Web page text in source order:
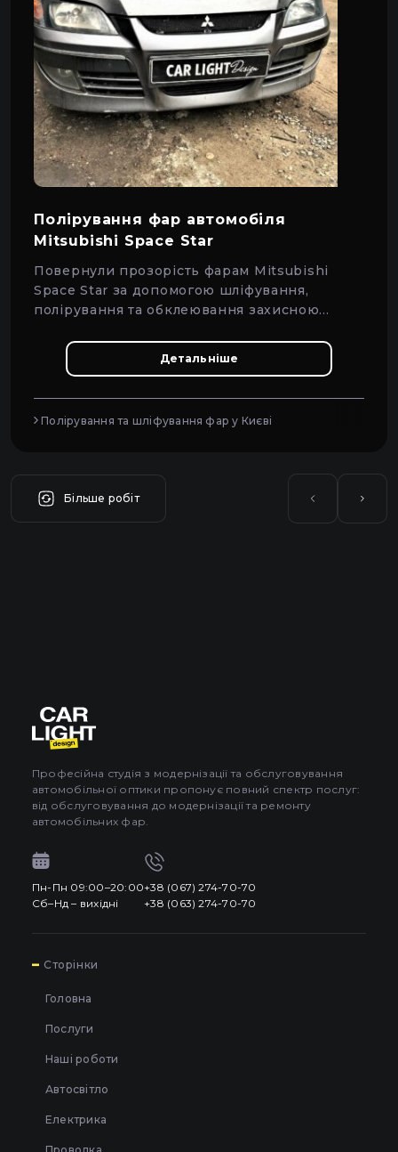
Полірування фар автомобіля
Mitsubishi Space Star
Повернули прозорість фарам Mitsubishi
Space Star за допомогою шліфування,
полірування та обклеювання захисною
Детальніше
Полірування та шліфування фар у Києві
Більше робіт
Професійна студія з модернізації та обслуговування
автомобільної оптики пропонує повний спектр послуг:
від обслуговування до модернізації та ремонту
автомобільних фар.
Пн-Пн 09:00–20:00
Сб–Нд – вихідні
+38 (067) 274-70-70
+38 (063) 274-70-70
Сторінки
Головна
Послуги
Наші роботи
Автосвітло
Електрика